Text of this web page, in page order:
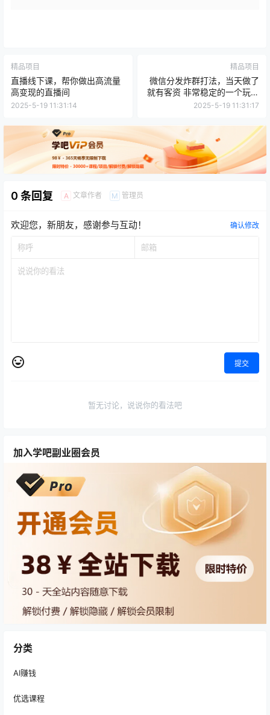
精品项目
直播线下课，帮你做出高流量
高变现的直播间
2025-5-19 11:31:14
精品项目
微信分发炸群打法，当天做了
就有客资 非常稳定的一个玩法
单号日进100+
2025-5-19 11:31:17
0 条回复 A 文章作者 M 管理员
欢迎您，新朋友，感谢参与互动！ 确认修改
提交
暂无讨论，说说你的看法吧
加入学吧副业圈会员
分类
AI赚钱
优选课程